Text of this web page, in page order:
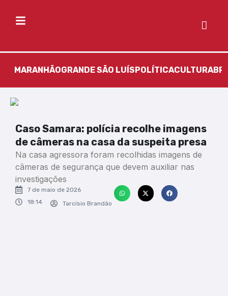
MARANHÃOGRANDE SÃO LUÍSPOLÍTICACULTURA
Caso Samara: polícia recolhe imagens
de câmeras na casa da suspeita presa
Na casa agressora foram recolhidas imagens de
câmeras de segurança que devem auxiliar nas
investigações
7 de maio de 2026
18:14
Tarcísio Brandão